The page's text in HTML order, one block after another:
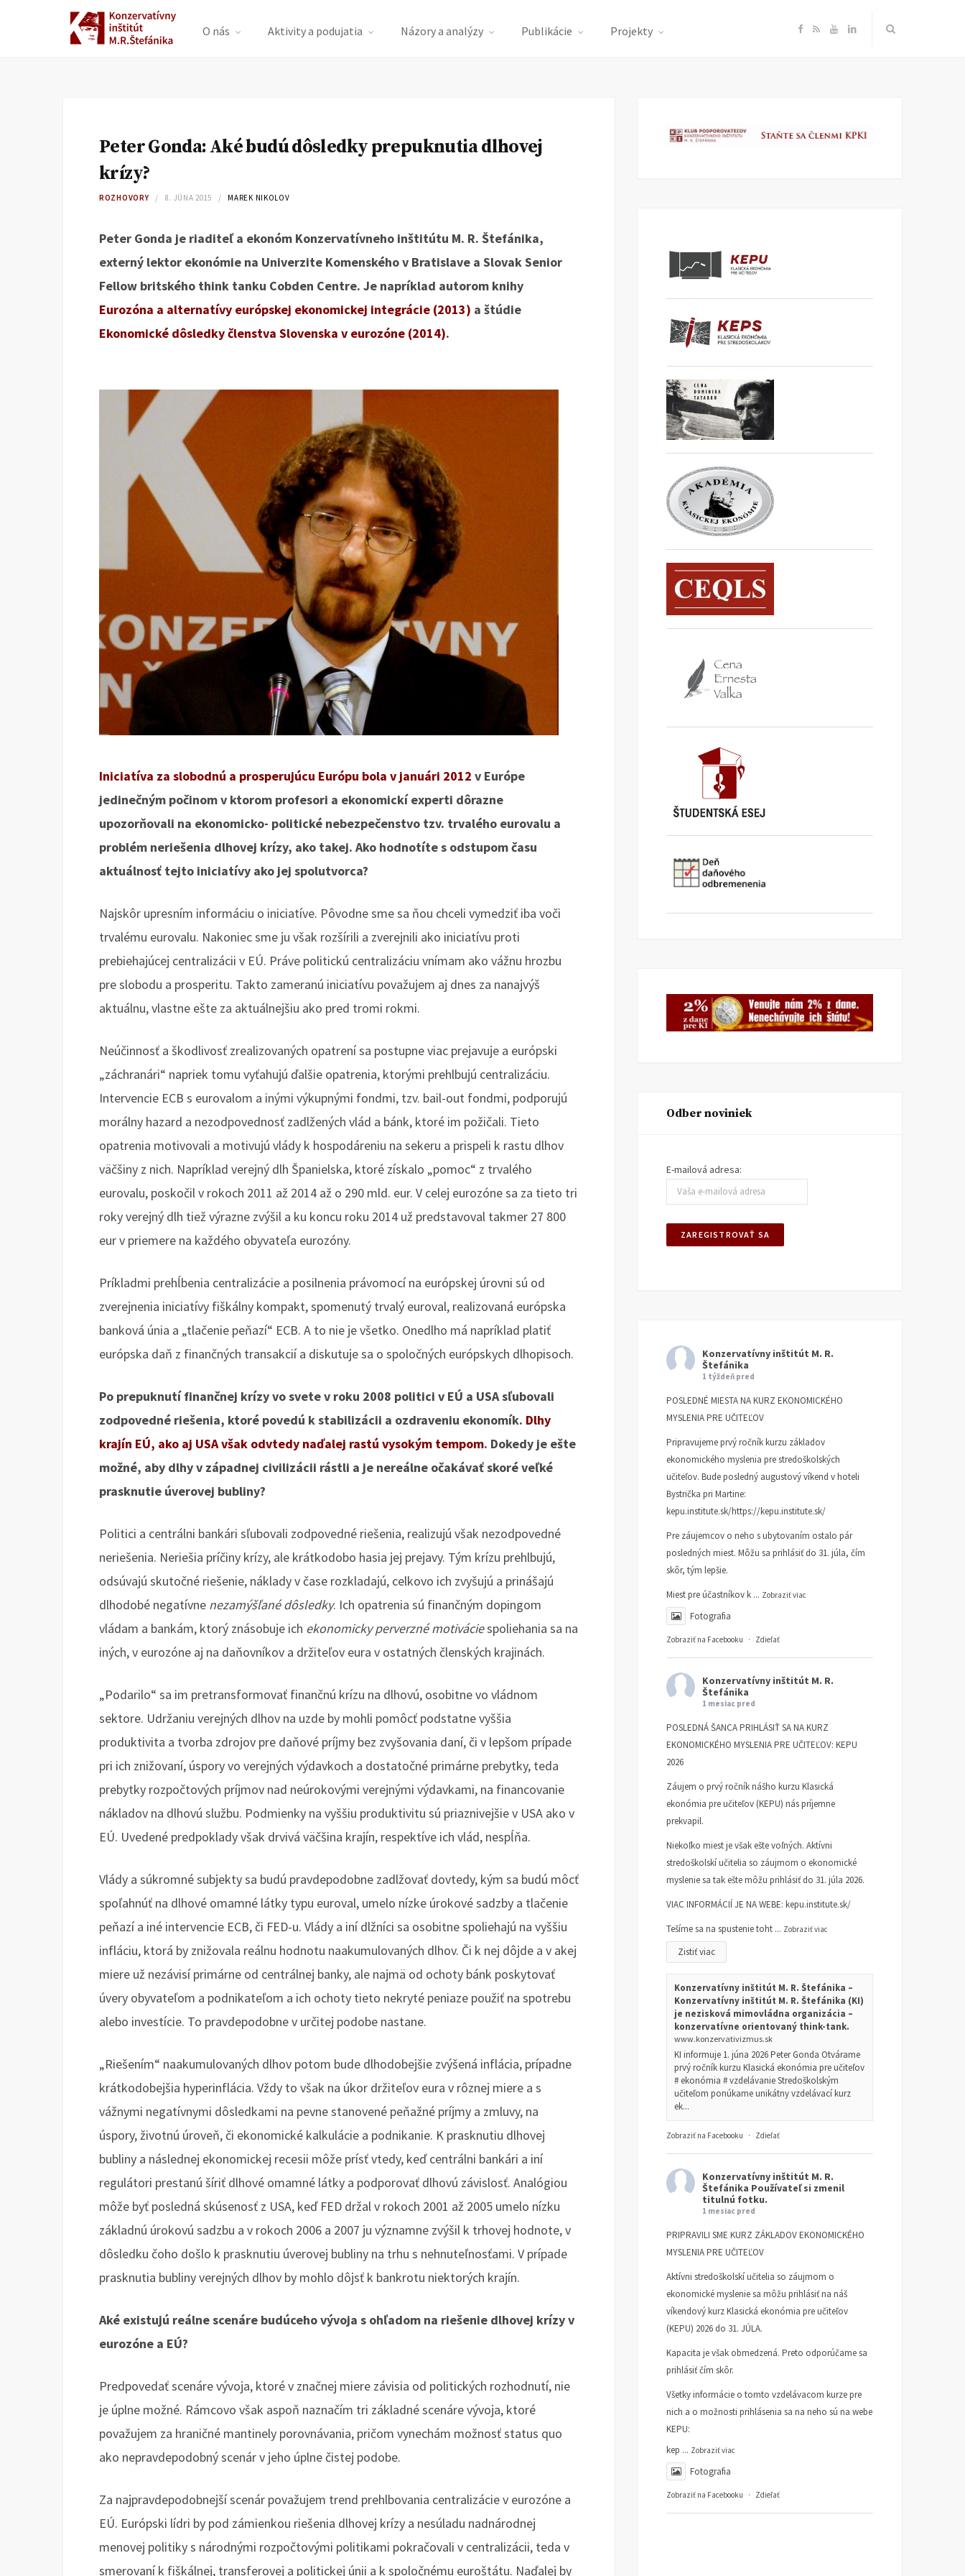
O nás Aktivity a podujatia Názory a analýzy Publikácie Projekty F
e
R Y
T
L
k
Peter Gonda: Aké budú dôsledky prepuknutia dlhovej
krízy?
ROZHOVORY 8. JÚNA 2015 MAREK NIKOLOV
Peter Gonda je riaditeľ a ekonóm Konzervatívneho inštitútu M. R. Štefánika,
externý lektor ekonómie na Univerzite Komenského v Bratislave a Slovak Senior
Fellow britského think tanku Cobden Centre. Je napríklad autorom knihy
Eurozóna a alternatívy európskej ekonomickej integrácie (2013) a štúdie
Ekonomické dôsledky členstva Slovenska v eurozóne (2014).
Iniciatíva za slobodnú a prosperujúcu Európu bola v januári 2012 v Európe
jedinečným počinom v ktorom profesori a ekonomickí experti dôrazne
upozorňovali na ekonomicko- politické nebezpečenstvo tzv. trvalého eurovalu a
problém neriešenia dlhovej krízy, ako takej. Ako hodnotíte s odstupom času
aktuálnosť tejto iniciatívy ako jej spolutvorca?
Najskôr upresním informáciu o iniciatíve. Pôvodne sme sa ňou chceli vymedziť iba voči
trvalému eurovalu. Nakoniec sme ju však rozšírili a zverejnili ako iniciatívu proti
prebiehajúcej centralizácii v EÚ. Práve politickú centralizáciu vnímam ako vážnu hrozbu
pre slobodu a prosperitu. Takto zameranú iniciatívu považujem aj dnes za nanajvýš
aktuálnu, vlastne ešte za aktuálnejšiu ako pred tromi rokmi.
Neúčinnosť a škodlivosť zrealizovaných opatrení sa postupne viac prejavuje a európski
„záchranári“ napriek tomu vyťahujú ďalšie opatrenia, ktorými prehlbujú centralizáciu.
Intervencie ECB s eurovalom a inými výkupnými fondmi, tzv. bail-out fondmi, podporujú
morálny hazard a nezodpovednosť zadlžených vlád a bánk, ktoré im požičali. Tieto
opatrenia motivovali a motivujú vlády k hospodáreniu na sekeru a prispeli k rastu dlhov
väčšiny z nich. Napríklad verejný dlh Španielska, ktoré získalo „pomoc“ z trvalého
eurovalu, poskočil v rokoch 2011 až 2014 až o 290 mld. eur. V celej eurozóne sa za tieto tri
roky verejný dlh tiež výrazne zvýšil a ku koncu roku 2014 už predstavoval takmer 27 800
eur v priemere na každého obyvateľa eurozóny.
Príkladmi prehĺbenia centralizácie a posilnenia právomocí na európskej úrovni sú od
zverejnenia iniciatívy fiškálny kompakt, spomenutý trvalý euroval, realizovaná európska
banková únia a „tlačenie peňazí“ ECB. A to nie je všetko. Onedlho má napríklad platiť
európska daň z finančných transakcií a diskutuje sa o spoločných európskych dlhopisoch.
Po prepuknutí finančnej krízy vo svete v roku 2008 politici v EÚ a USA sľubovali
zodpovedné riešenia, ktoré povedú k stabilizácii a ozdraveniu ekonomík. Dlhy
krajín EÚ, ako aj USA však odvtedy naďalej rastú vysokým tempom. Dokedy je ešte
možné, aby dlhy v západnej civilizácii rástli a je nereálne očakávať skoré veľké
prasknutie úverovej bubliny?
Politici a centrálni bankári sľubovali zodpovedné riešenia, realizujú však nezodpovedné
neriešenia. Neriešia príčiny krízy, ale krátkodobo hasia jej prejavy. Tým krízu prehlbujú,
odsúvajú skutočné riešenie, náklady v čase rozkladajú, celkovo ich zvyšujú a prinášajú
dlhodobé negatívne nezamýšľané dôsledky. Ich opatrenia sú finančným dopingom
vládam a bankám, ktorý znásobuje ich ekonomicky perverzné motiváciespoliehania sa na
iných, v eurozóne aj na daňovníkov a držiteľov eura v ostatných členských krajinách.
„Podarilo“ sa im pretransformovať finančnú krízu na dlhovú, osobitne vo vládnom
sektore. Udržaniu verejných dlhov na uzde by mohli pomôcť podstatne vyššia
produktivita a tvorba zdrojov pre daňové príjmy bez zvyšovania daní, či v lepšom prípade
pri ich znižovaní, úspory vo verejných výdavkoch a dostatočné primárne prebytky, teda
prebytky rozpočtových príjmov nad neúrokovými verejnými výdavkami, na financovanie
nákladov na dlhovú službu. Podmienky na vyššiu produktivitu sú priaznivejšie v USA ako v
EÚ. Uvedené predpoklady však drvivá väčšina krajín, respektíve ich vlád, nespĺňa.
Vlády a súkromné subjekty sa budú pravdepodobne zadlžovať dovtedy, kým sa budú môcť
spoľahnúť na dlhové omamné látky typu euroval, umelo nízke úrokové sadzby a tlačenie
peňazí a iné intervencie ECB, či FED-u. Vlády a iní dlžníci sa osobitne spoliehajú na vyššiu
infláciu, ktorá by znižovala reálnu hodnotu naakumulovaných dlhov. Či k nej dôjde a v akej
miere už nezávisí primárne od centrálnej banky, ale najmä od ochoty bánk poskytovať
úvery obyvateľom a podnikateľom a ich ochoty tieto nekryté peniaze použiť na spotrebu
alebo investície. To pravdepodobne v určitej podobe nastane.
„Riešením“ naakumulovaných dlhov potom bude dlhodobejšie zvýšená inflácia, prípadne
krátkodobejšia hyperinflácia. Vždy to však na úkor držiteľov eura v rôznej miere a s
vážnymi negatívnymi dôsledkami na pevne stanovené peňažné príjmy a zmluvy, na
úspory, životnú úroveň, či ekonomické kalkulácie a podnikanie. K prasknutiu dlhovej
bubliny a následnej ekonomickej recesii môže prísť vtedy, keď centrálni bankári a iní
regulátori prestanú šíriť dlhové omamné látky a podporovať dlhovú závislosť. Analógiou
môže byť posledná skúsenosť z USA, keď FED držal v rokoch 2001 až 2005 umelo nízku
základnú úrokovú sadzbu a v rokoch 2006 a 2007 ju významne zvýšil k trhovej hodnote, v
dôsledku čoho došlo k prasknutiu úverovej bubliny na trhu s nehnuteľnosťami. V prípade
prasknutia bubliny verejných dlhov by mohlo dôjsť k bankrotu niektorých krajín.
Aké existujú reálne scenáre budúceho vývoja s ohľadom na riešenie dlhovej krízy v
eurozóne a EÚ?
Predpovedať scenáre vývoja, ktoré v značnej miere závisia od politických rozhodnutí, nie
je úplne možné. Rámcovo však aspoň naznačím tri základné scenáre vývoja, ktoré
považujem za hraničné mantinely porovnávania, pričom vynechám možnosť status quo
ako nepravdepodobný scenár v jeho úplne čistej podobe.
Za najpravdepodobnejší scenár považujem trend prehlbovania centralizácie v eurozóne a
EÚ. Európski lídri by pod zámienkou riešenia dlhovej krízy a nesúladu nadnárodnej
menovej politiky s národnými rozpočtovými politikami pokračovali v centralizácii, teda v
smerovaní k fiškálnej, transferovej a politickej únii a k spoločnému euroštátu. Naďalej by
Odber noviniek
E-mailová adresa:
Konzervatívny inštitút M. R.
Štefánika
1 týždeň pred
POSLEDNÉ MIESTA NA KURZ EKONOMICKÉHO
MYSLENIA PRE UČITEĽOV
Pripravujeme prvý ročník kurzu základov
ekonomického myslenia pre stredoškolských
učiteľov. Bude posledný augustový víkend v hoteli
Bystrička pri Martine:
kepu.institute.sk/https://kepu.institute.sk/
Pre záujemcov o neho s ubytovaním ostalo pár
posledných miest. Môžu sa prihlásiť do 31. júla, čím
skôr, tým lepšie.
Miest pre účastníkov k ... Zobraziť viac
Fotografia
Zobraziť na Facebooku · Zdieľať
Konzervatívny inštitút M. R.
Štefánika
1 mesiac pred
POSLEDNÁ ŠANCA PRIHLÁSIŤ SA NA KURZ
EKONOMICKÉHO MYSLENIA PRE UČITEĽOV: KEPU
2026
Záujem o prvý ročník nášho kurzu Klasická
ekonómia pre učiteľov (KEPU) nás príjemne
prekvapil.
Niekoľko miest je však ešte voľných. Aktívni
stredoškolskí učitelia so záujmom o ekonomické
myslenie sa tak ešte môžu prihlásiť do 31. júla 2026.
VIAC INFORMÁCIÍ JE NA WEBE: kepu.institute.sk/
Tešíme sa na spustenie toht ... Zobraziť viac
Zistiť viac
Konzervatívny inštitút M. R. Štefánika –
Konzervatívny inštitút M. R. Štefánika (KI)
je nezisková mimovládna organizácia –
konzervatívne orientovaný think-tank.
www.konzervativizmus.sk
KI informuje 1. júna 2026 Peter Gonda Otvárame
prvý ročník kurzu Klasická ekonómia pre učiteľov
# ekonómia # vzdelávanie Stredoškolským
učiteľom ponúkame unikátny vzdelávací kurz
ek...
Zobraziť na Facebooku · Zdieľať
Konzervatívny inštitút M. R.
Štefánika Používateľ si zmenil
titulnú fotku.
1 mesiac pred
PRIPRAVILI SME KURZ ZÁKLADOV EKONOMICKÉHO
MYSLENIA PRE UČITEĽOV
Aktívni stredoškolskí učitelia so záujmom o
ekonomické myslenie sa môžu prihlásiť na náš
víkendový kurz Klasická ekonómia pre učiteľov
(KEPU) 2026 do 31. JÚLA.
Kapacita je však obmedzená. Preto odporúčame sa
prihlásiť čím skôr.
Všetky informácie o tomto vzdelávacom kurze pre
nich a o možnosti prihlásenia sa na neho sú na webe
KEPU:
kep ... Zobraziť viac
Fotografia
Zobraziť na Facebooku · Zdieľať